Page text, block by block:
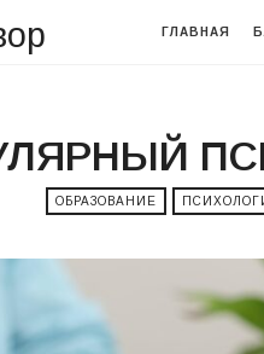
ГЛАВНАЯ
ОБРАЗОВАНИЕ